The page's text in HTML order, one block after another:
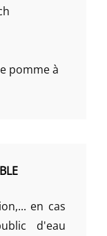
pomme à
en cas
d'eau